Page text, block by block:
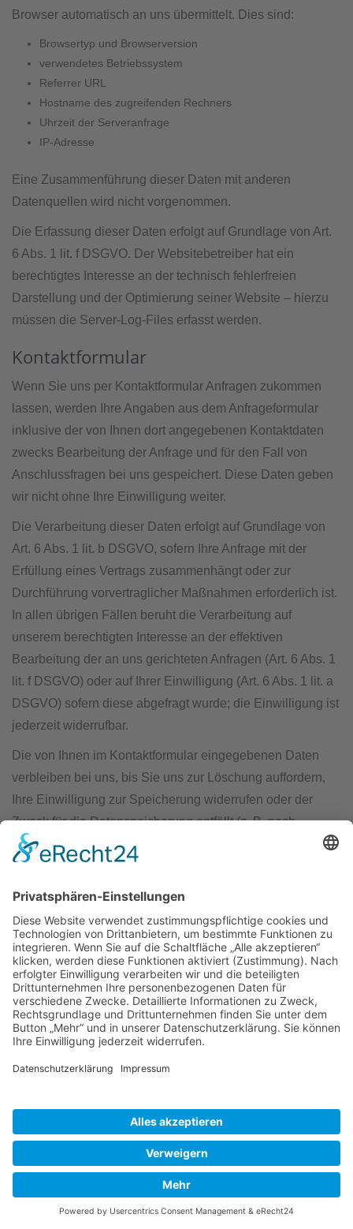
Browser automatisch an uns übermittelt. Dies sind:
Browsertyp und Browserversion
verwendetes Betriebssystem
Referrer URL
Hostname des zugreifenden Rechners
Uhrzeit der Serveranfrage
IP-Adresse
Eine Zusammenführung dieser Daten mit anderen
Datenquellen wird nicht vorgenommen.
Die Erfassung dieser Daten erfolgt auf Grundlage von Art.
6 Abs. 1 lit. f DSGVO. Der Websitebetreiber hat ein
berechtigtes Interesse an der technisch fehlerfreien
Darstellung und der Optimierung seiner Website – hierzu
müssen die Server-Log-Files erfasst werden.
Kontaktformular
Wenn Sie uns per Kontaktformular Anfragen zukommen
lassen, werden Ihre Angaben aus dem Anfrageformular
inklusive der von Ihnen dort angegebenen Kontaktdaten
zwecks Bearbeitung der Anfrage und für den Fall von
Anschlussfragen bei uns gespeichert. Diese Daten geben
wir nicht ohne Ihre Einwilligung weiter.
Die Verarbeitung dieser Daten erfolgt auf Grundlage von
Art. 6 Abs. 1 lit. b DSGVO, sofern Ihre Anfrage mit der
Erfüllung eines Vertrags zusammenhängt oder zur
Durchführung vorvertraglicher Maßnahmen erforderlich ist.
In allen übrigen Fällen beruht die Verarbeitung auf
unserem berechtigten Interesse an der effektiven
Bearbeitung der an uns gerichteten Anfragen (Art. 6 Abs. 1
lit. f DSGVO) oder auf Ihrer Einwilligung (Art. 6 Abs. 1 lit. a
DSGVO) sofern diese abgefragt wurde; die Einwilligung ist
jederzeit widerrufbar.
Die von Ihnen im Kontaktformular eingegebenen Daten
verbleiben bei uns, bis Sie uns zur Löschung auffordern,
Ihre Einwilligung zur Speicherung widerrufen oder der
Zweck für die Datenspeicherung entfällt (z. B. nach
abgeschlossener Bearbeitung Ihrer Anfrage). Zwingende
gesetzliche Bestimmungen – insbesondere
Anfrage per E-Mail, Telefon oder Telefax
Wenn Sie uns per E-Mail, Telefon oder Telefax
kontaktieren, wird Ihre Anfrage inklusive aller daraus
hervorgehenden personenbezogenen Daten (Name,
Anfrage) zum Zwecke der Bearbeitung Ihres Anliegens bei
uns gespeichert und verarbeitet. Diese Daten geben wir
nicht ohne Ihre Einwilligung weiter.
Art. 6 Abs. 1 lit. b DSGVO, sofern Ihre Anfrage mit der
Erfüllung eines Vertrags zusammenhängt oder zur
Durchführung vorvertraglicher Maßnahmen erforderlich ist.
In allen übrigen Fällen beruht die Verarbeitung auf
unserem berechtigten Interesse an der effektiven